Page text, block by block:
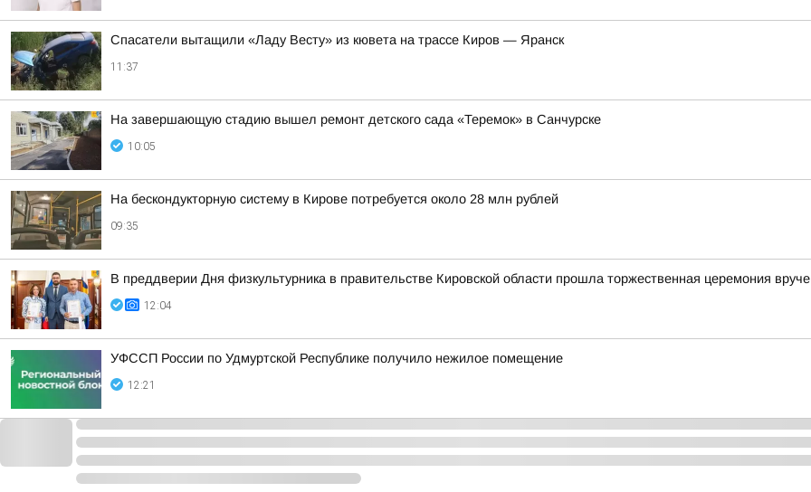
Спасатели вытащили «Ладу Весту» из кювета на трассе Киров — Яранск
11:37
На завершающую стадию вышел ремонт детского сада «Теремок» в Санчурске
10:05
На бескондукторную систему в Кирове потребуется около 28 млн рублей
09:35
В преддверии Дня физкультурника в правительстве Кировской области прошла торжественная церемония
12:04
УФССП России по Удмуртской Республике получило нежилое помещение
12:21